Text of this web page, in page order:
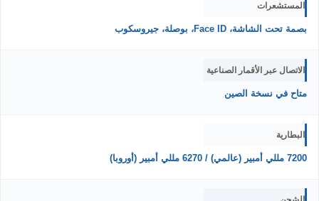
المستشعرات
بصمة تحت الشاشة، Face ID، بوصلة، جيروسكوب
الاتصال عبر الأقمار الصناعية
متاح في نسخة الصين
البطارية
7200 مللي أمبير (عالمي) / 6270 مللي أمبير (أوروبا)